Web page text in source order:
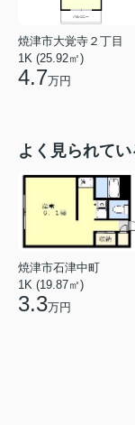
焼津市大覚寺２丁目
1K (25.92㎡)
4.7万円
よく見られて
焼津市石津中町
1K (19.87㎡)
3.3万円